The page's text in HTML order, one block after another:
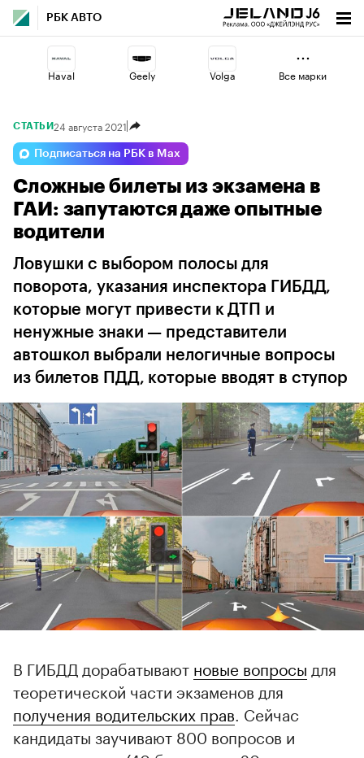
РБК АВТО
Haval Geely Volga
Lada Voyah
Esteo Changan Jaecoo
Все марки
СТАТЬИ24 августа 2021
Подписаться на РБК в Max
Сложные билеты из экзамена в
ГАИ: запутаются даже опытные
водители
Ловушки с выбором полосы для
поворота, указания инспектора ГИБДД,
которые могут привести к ДТП и
ненужные знаки — представители
автошкол выбрали нелогичные вопросы
из билетов ПДД, которые вводят в ступор
В ГИБДД дорабатывают новые вопросы для
теоретической части экзаменов для
получения водительских прав . Сейчас
кандидаты заучивают 800 вопросов и